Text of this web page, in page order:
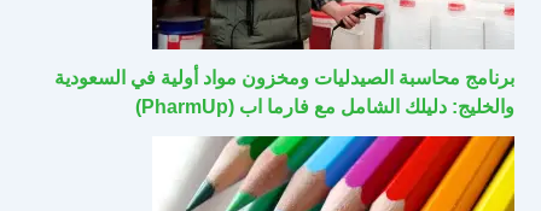
برنامج محاسبة الصيدليات ومخزون مواد أولية في السعودية
والخليج: دليلك الشامل مع فارما اب (PharmUp)